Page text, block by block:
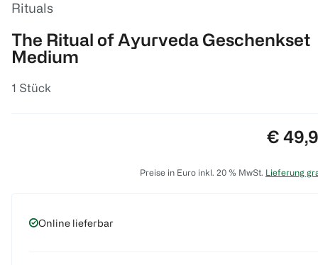
Rituals
The Ritual of Ayurveda Geschenkset
Medium
1 Stück
Preis:
€
Preise in Euro inkl. 20 % MwSt. Lieferung
Online lieferbar